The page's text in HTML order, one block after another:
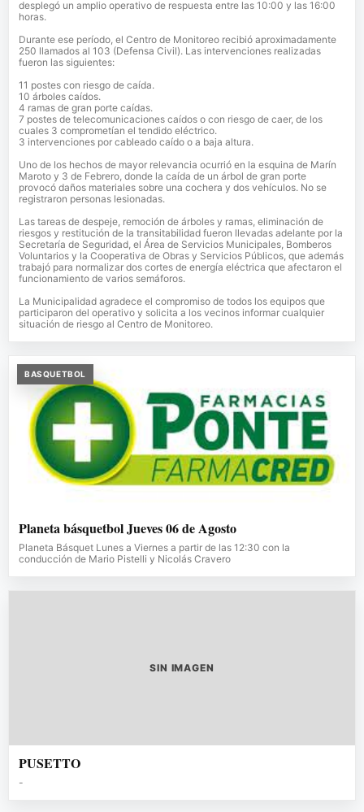
desplegó un amplio operativo de respuesta entre las 10:00 y las 16:00
horas.
Durante ese período, el Centro de Monitoreo recibió aproximadamente
250 llamados al 103 (Defensa Civil). Las intervenciones realizadas
fueron las siguientes:
11 postes con riesgo de caída.
10 árboles caídos.
4 ramas de gran porte caídas.
7 postes de telecomunicaciones caídos o con riesgo de caer, de los
cuales 3 comprometían el tendido eléctrico.
3 intervenciones por cableado caído o a baja altura.
Uno de los hechos de mayor relevancia ocurrió en la esquina de Marín
Maroto y 3 de Febrero, donde la caída de un árbol de gran porte
provocó daños materiales sobre una cochera y dos vehículos. No se
registraron personas lesionadas.
Las tareas de despeje, remoción de árboles y ramas, eliminación de
riesgos y restitución de la transitabilidad fueron llevadas adelante por la
Secretaría de Seguridad, el Área de Servicios Municipales, Bomberos
Voluntarios y la Cooperativa de Obras y Servicios Públicos, que además
trabajó para normalizar dos cortes de energía eléctrica que afectaron el
funcionamiento de varios semáforos.
La Municipalidad agradece el compromiso de todos los equipos que
participaron del operativo y solicita a los vecinos informar cualquier
situación de riesgo al Centro de Monitoreo.
BASQUETBOL
Planeta básquetbol Jueves 06 de Agosto
Planeta Básquet Lunes a Viernes a partir de las 12:30 con la
conducción de Mario Pistelli y Nicolás Cravero
SIN IMAGEN
PUSETTO
-